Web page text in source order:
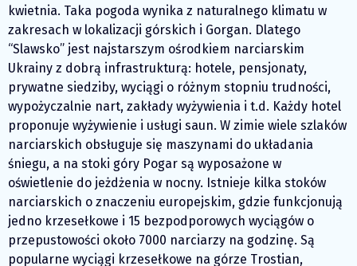
kwietnia. Taka pogoda wynika z naturalnego klimatu w
zakresach w lokalizacji górskich i Gorgan. Dlatego
“Slawsko” jest najstarszym ośrodkiem narciarskim
Ukrainy z dobrą infrastrukturą: hotele, pensjonaty,
prywatne siedziby, wyciągi o różnym stopniu trudności,
wypożyczalnie nart, zakłady wyżywienia i t.d. Każdy hotel
proponuje wyżywienie i usługi saun. W zimie wiele szlaków
narciarskich obsługuje się maszynami do układania
śniegu, a na stoki góry Pogar są wyposażone w
oświetlenie do jeżdżenia w nocny. Istnieje kilka stoków
narciarskich o znaczeniu europejskim, gdzie funkcjonują
jedno krzesełkowe i 15 bezpodporowych wyciągów o
przepustowości około 7000 narciarzy na godzinę. Są
popularne wyciągi krzesełkowe na górze Trostian,